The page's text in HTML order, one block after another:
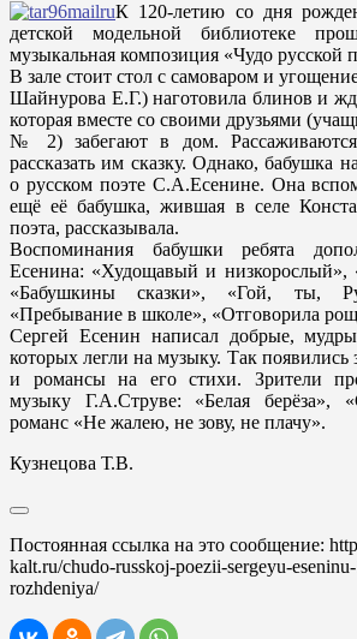
К 120-летию со дня
детской модельной библиотеке
музыкальная композиция «Чудо русской
В зале стоит стол с самоваром и
Шайнурова Е.Г.) наготовила блинов и
которая вместе со своими друзьями
№ 2) забегают в дом.
рассказать им сказку. Однако, бабушка
о русском поэте С.А.Есенине. Она
ещё её бабушка, жившая в селе
поэта, рассказывала.
Воспоминания бабушки ребята
Есенина: «Худощавый и низкорослый»,
«Бабушкины сказки», «Гой, ты,
«Пребывание в школе», «Отговорила
Сергей Есенин написал добрые,
которых легли на музыку. Так появились
и романсы на его стихи. Зрители
музыку Г.А.Струве: «Белая берёза»,
романс «Не жалею, не зову, не плачу».
Кузнецова Т.В.
Постоянная ссылка на это сообщение:
kalt.ru/chudo-russkoj-poezii-sergeyu-
rozhdeniya/